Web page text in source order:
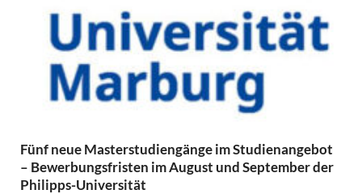
Fünf neue Masterstudiengänge im Studienangebot
– Bewerbungsfristen im August und September der
Philipps-Universität